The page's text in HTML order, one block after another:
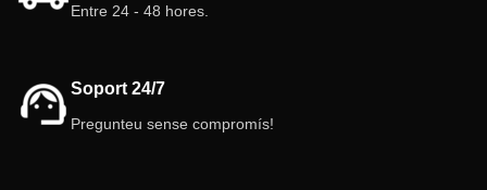
Dipòsit: 10 ml (nou sistema de fàcil
Tapa: inclosa color vermell.
Tap: Si
Porta: Giratòria amb sistema de
Entre 24 - 48 hores.
Soport 24/7
Pregunteu sense compromís!